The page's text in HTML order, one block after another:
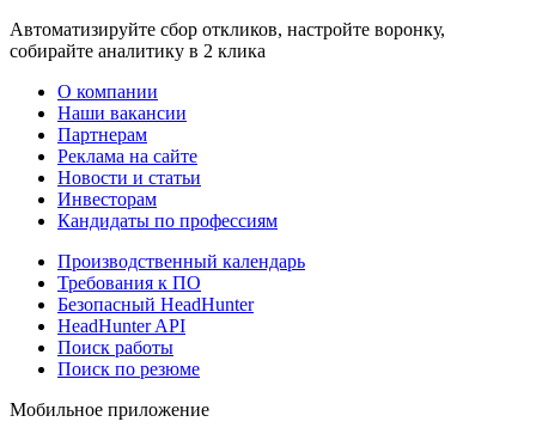
Автоматизируйте сбор откликов, настройте воронку,
собирайте аналитику в 2 клика
О компании
Наши вакансии
Партнерам
Реклама на сайте
Новости и статьи
Инвесторам
Кандидаты по профессиям
Производственный календарь
Требования к ПО
Безопасный HeadHunter
HeadHunter API
Поиск работы
Поиск по резюме
Мобильное приложение